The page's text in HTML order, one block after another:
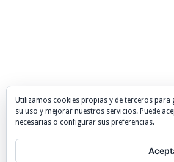
Utilizamos cookies propias y de terceros
su uso y mejorar nuestros servicios. Puede
necesarias o configurar sus preferencias.